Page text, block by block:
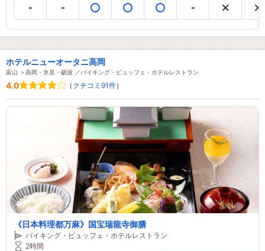
ホテルニューオータニ高岡
富山 ＞高岡・氷見・砺波 ／バイキング・ビュッフェ・ホテルレストラン
4.0 （ クチコミ91件）
《日本料理都万麻》国宝瑞龍寺御膳
バイキング・ビュッフェ・ホテルレストラン
2時間